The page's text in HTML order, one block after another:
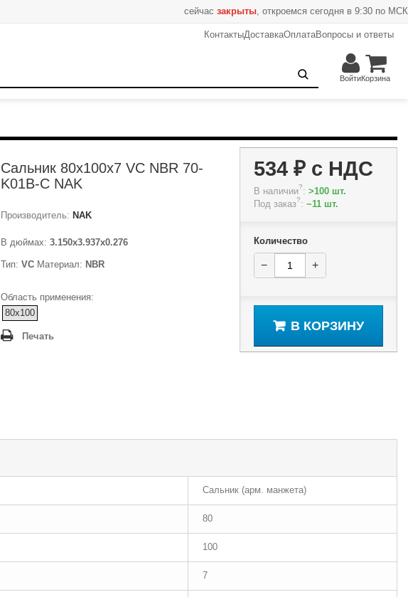
сейчас закрыты, откроемся сегодня в 9:30 по МСК
КонтактыДоставкаОплатаВопросы и ответы
ВойтиКорзина
Сальник 80x100x7 VC NBR 70-
K01B-C NAK
Производитель: NAK
В дюймах: 3.150x3.937x0.276
Тип: VC Материал: NBR
Область применения:
80x100
Печать
534 ₽с НДС
В наличии?: >100 шт.
Под заказ?: ~11 шт.
Количество
− +
В КОРЗИНУ
+ В корзину
Сальник (арм. манжета)
80
100
7